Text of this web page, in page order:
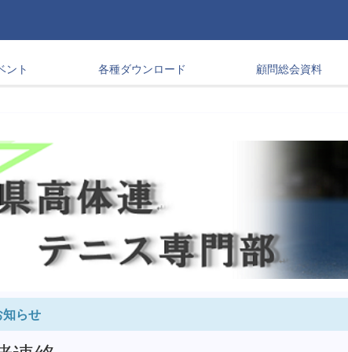
ント 各種ダウンロード 顧問総会資料
知らせ